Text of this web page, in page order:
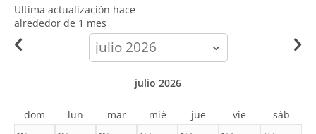
Ultima actualización hace
alrededor de 1 mes
calendar-
month
julio 2026
dom lun mar mié jue vie sáb